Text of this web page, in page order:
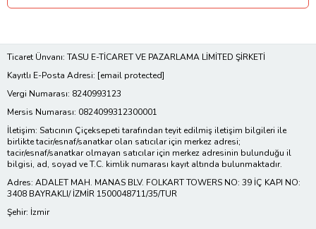
Ticaret Ünvanı: TASU E-TİCARET VE PAZARLAMA LİMİTED ŞİRKETİ
Kayıtlı E-Posta Adresi: [email protected]
Vergi Numarası: 8240993123
Mersis Numarası: 0824099312300001
İletişim: Satıcının Çiçeksepeti tarafından teyit edilmiş iletişim bilgileri ile
birlikte tacir/esnaf/sanatkar olan satıcılar için merkez adresi;
tacir/esnaf/sanatkar olmayan satıcılar için merkez adresinin bulunduğu il
bilgisi, ad, soyad ve T.C. kimlik numarası kayıt altında bulunmaktadır.
Adres: ADALET MAH. MANAS BLV. FOLKART TOWERS NO: 39 İÇ KAPI NO:
3408 BAYRAKLI/ İZMİR 1500048711/35/TUR
Şehir: İzmir